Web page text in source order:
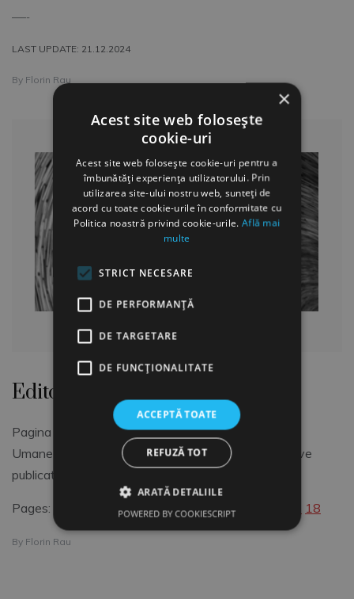
–––-
LAST UPDATE: 21.12.2024
By Florin Rau
Editorial Legislatie RU
Pagina detaliaza subiecte de Administrare Resurse
Umane si face o cronologie a ultimelor acte legislative
publicate in MOR.
Pages: 7 8 9 10 11 12 13 14 18
By Florin Rau
×
Acest site web folosește
cookie-uri
Acest site web folosește cookie-uri pentru a
îmbunătăți experiența utilizatorului. Prin
utilizarea site-ului nostru web, sunteți de
acord cu toate cookie-urile în conformitate cu
Politica noastră privind cookie-urile.Află mai
multe
STRICT NECESARE
DE PERFORMANȚĂ
DE TARGETARE
DE FUNCŢIONALITATE
ACCEPTĂ TOATE
REFUZĂ TOT
ARATĂ DETALIILE
POWERED BY COOKIESCRIPT